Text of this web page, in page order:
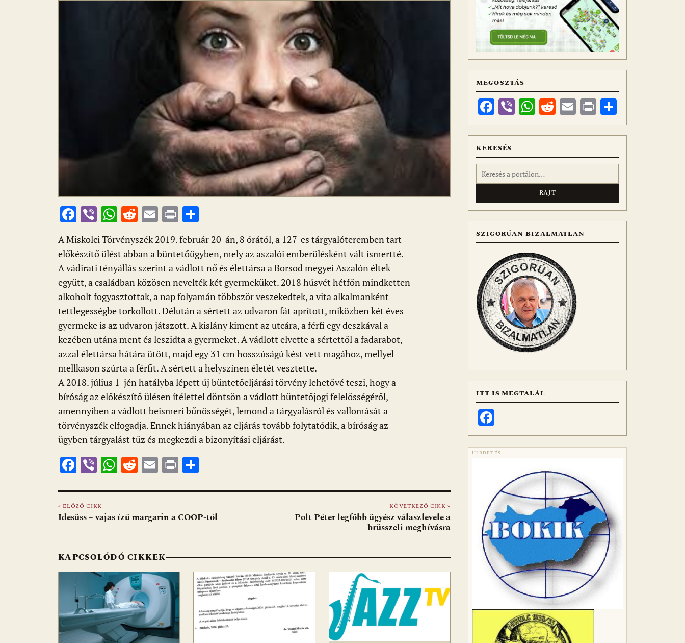
F
ac
e
b
o
o
k
Vi
b
er
W
h
at
s
A
p
p
R
d
di
t
E
m
ai
l
Pr
in
t
ss
za
m
e
g
A Miskolci Törvényszék 2019. február 20-án, 8 órától, a 127-es tárgyalóteremben tart
előkészítő ülést abban a büntetőügyben, mely az aszalói emberülésként vált ismertté.
A vádirati tényállás szerint a vádlott nő és élettársa a Borsod megyei Aszalón éltek
együtt, a családban közösen nevelték két gyermeküket. 2018 húsvét hétfőn mindketten
alkoholt fogyasztottak, a nap folyamán többször veszekedtek, a vita alkalmanként
tettlegességbe torkollott. Délután a sértett az udvaron fát aprított, miközben két éves
gyermeke is az udvaron játszott. A kislány kiment az utcára, a férfi egy deszkával a
kezében utána ment és leszidta a gyermeket. A vádlott elvette a sértettől a fadarabot,
azzal élettársa hátára ütött, majd egy 31 cm hosszúságú kést vett magához, mellyel
mellkason szúrta a férfit. A sértett a helyszínen életét vesztette.
A 2018. július 1-jén hatályba lépett új büntetőeljárási törvény lehetővé teszi, hogy a
bíróság az előkészítő ülésen ítélettel döntsön a vádlott büntetőjogi felelősségéről,
amennyiben a vádlott beismeri bűnösségét, lemond a tárgyalásról és vallomását a
törvényszék elfogadja. Ennek hiányában az eljárás tovább folytatódik, a bíróság az
ügyben tárgyalást tűz és megkezdi a bizonyítási eljárást.
F
e
b
k
Vi
er
W
at
s
p
p
R
d
di
E
ai
l
Pr
t za
m
« ELŐZŐ CIKK
Idesüss – vajas ízű margarin a COOP-tól
KÖVETKEZŐ CIKK »
Polt Péter legfőbb ügyész válaszlevele a
brüsszeli meghívásra
KAPCSOLÓDÓ CIKKEK
MEGOSZTÁS
Facebook
ViberWhatsApp
Reddit
Email
Print
meg
KERESÉS
Keresés:
SZIGORÚAN BIZALMATLAN
ITT IS MEGTALÁL
HIRDETÉS